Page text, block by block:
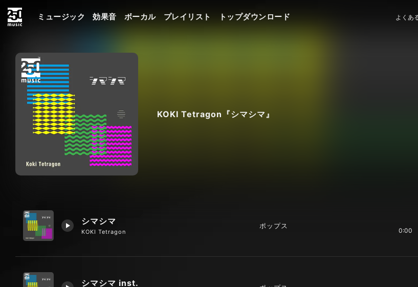
ミュージック 効果音 ボーカル プレイリスト トップダウンロード よくあ
KOKI Tetragon『シマシマ』
シマシマ
KOKI Tetragon
ポップス
0:00
シマシマ inst.